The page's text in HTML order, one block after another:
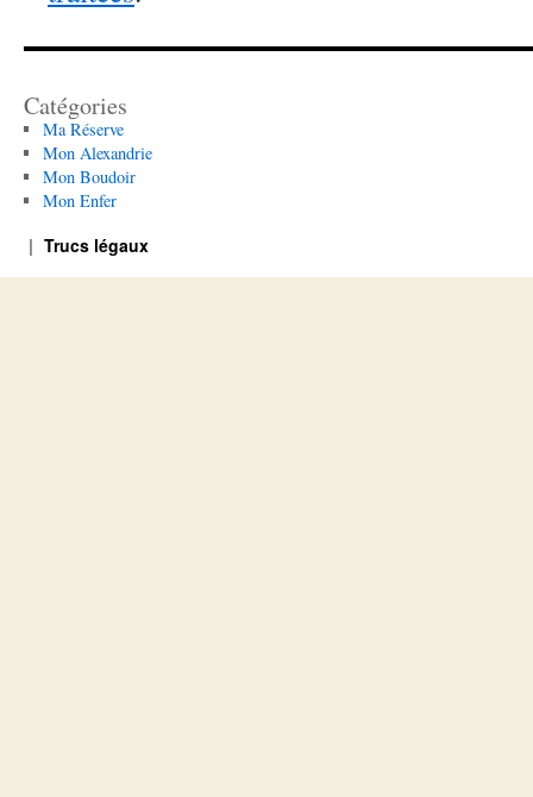
Catégories
Ma Réserve
Mon Alexandrie
Mon Boudoir
Mon Enfer
Trucs légaux